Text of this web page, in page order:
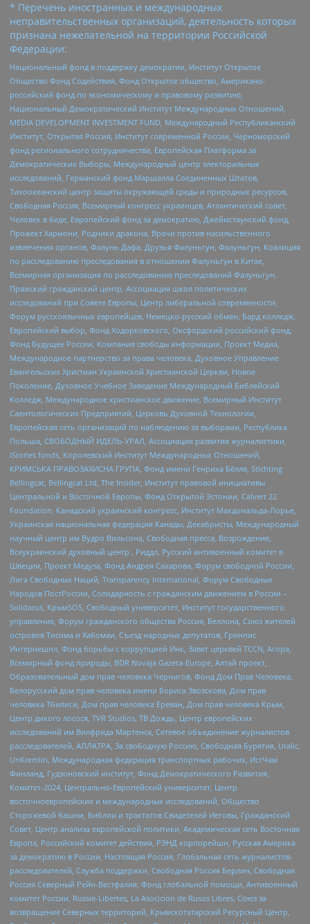
* Перечень иностранных и международных
неправительственных организаций, деятельность которых
признана нежелательной на территории Российской
Федерации:
Национальный фонд в поддержку демократии, Институт Открытое
Общество Фонд Содействия, Фонд Открытое общество, Американо-
российский фонд по экономическому и правовому развитию,
Национальный Демократический Институт Международных Отношений,
MEDIA DEVELOPMENT INVESTMENT FUND, Международный Республиканский
Институт, Открытая Россия, Институт современной России, Черноморский
фонд регионального сотрудничества, Европейская Платформа за
Демократические Выборы, Международный центр электоральных
исследований, Германский фонд Маршалла Соединенных Штатов,
Тихоокеанский центр защиты окружающей среды и природных ресурсов,
Свободная Россия, Всемирный конгресс украинцев, Атлантический совет,
Человек в беде, Европейский фонд за демократию, Джеймстаунский фонд,
Прожект Хармони, Родники дракона, Врачи против насильственного
извлечения органов, Фалунь Дафа, Друзья Фалуньгун, Фалуньгун, Коалиция
по расследованию преследования в отношении Фалуньгун в Китае,
Всемирная организация по расследованию преследований Фалуньгун,
Пражский гражданский центр, Ассоциация школ политических
исследований при Совете Европы, Центр либеральной современности,
Форум русскоязычных европейцев, Немецко-русский обмен, Бард колледж,
Европейский выбор, Фонд Ходорковского, Оксфордский российский фонд,
Фонд Будущее России, Компания свободы информации, Проект Медиа,
Международное партнерство за права человека, Духовное Управление
Евангельских Христиан Украинской Христианской Церкви, Новое
Поколение, Духовное Учебное Заведение Международный Библейский
Колледж, Международное христианское движение, Всемирный Институт
Саентологических Предприятий, Церковь Духовной Технологии,
Европейская сеть организаций по наблюдению за выборами, Республика
Польша, СВОБОДНЫЙ ИДЕЛЬ-УРАЛ, Ассоциация развития журналистики,
IStories fonds, Королевский Институт Международных Отношений,
КРИМСЬКА ПРАВОЗАХИСНА ГРУПА, Фонд имени Генриха Бёлля, Stichting
Bellingcat, Bellingcat Ltd, The Insider, Институт правовой инициативы
Центральной и Восточной Европы, Фонд Открытой Эстонии, Calvert 22
Foundation, Канадский украинский конгресс, Институт Макдональда-Лорье,
Украинская национальная федерация Канады, Декабристы, Международный
научный центр им Вудро Вильсона, Свободная пресса, Возрождение,
Всеукраинский духовный центр , Риддл, Русский антивоенный комитет в
Швеции, Проект Медуза, Фонд Андрея Сахарова, Форум свободной России,
Лига Свободных Наций, Transparеncy International, Форум Свободных
Народов ПостРоссии, Солидарность с гражданским движением в России –
Solidarus, КрымSOS, Свободный университет, Институт государственного
управления, Форум гражданского общества Россия, Беллона, Союз жителей
островов Тисима и Хабомаи, Съезд народных депутатов, Гринпис
Интернешнл, Фонд борьбы с коррупцией Инк, Завет церквей TCCN, Агора,
Всемирный фонд природы, BDR Novaja Gazeta-Europe, Алтай проект,
Образовательный дом прав человека Чернигов, Фонд Дом Прав Человека,
Белорусский дом прав человека имени Бориса Звозскова, Дом прав
человека Тбилиси, Дом прав человека Ереван, Дом прав человека Крым,
Центр дикого лосося, TVR Studios, ТВ Дождь, Центр европейских
исследований им Вилфрида Мартенса, Сетевое объединение журналистов
расследователей, АЛЛАТРА, За свободную Россию, Свободная Бурятия, Uralic,
UnKremlin, Международная федерация транспортных рабочих, ИстЧам
Финланд, Гудзоновский институт, Фонд Демократического Развития,
Комитет-2024, Центрально-Европейский университет, Центр
восточноевропейских и международных исследований, Общество
Сторожевой башни, Библии и трактатов Свидетелей Иеговы, Гражданский
Совет, Центр анализа европейской политики, Академическая сеть Восточная
Европа, Российский комитет действия, РЭНД корпорейшн, Русская Америка
за демократию в России, Настоящая Россия, Глобальная сеть журналистов-
расследователей, Служба поддержки, Свободная Россия Берлин, Свободная
Россия Северный Рейн-Вестфалия, Фонд глобальной помощи, Антивоенный
комитет России, Russie-Libertes, La Asocicion de Rusos Libres, Союз за
возвращение Северных территорий, Крымскотатарский Ресурсный Центр,